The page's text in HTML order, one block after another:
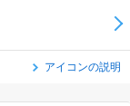
アイコンの説明